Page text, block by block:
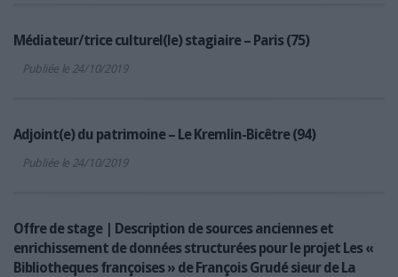
Médiateur/trice culturel(le) stagiaire – Paris (75)
Publiée le 24/10/2019
Adjoint(e) du patrimoine – Le Kremlin-Bicêtre (94)
Publiée le 24/10/2019
Offre de stage | Description de sources anciennes et
enrichissement de données structurées pour le projet Les «
Bibliotheques françoises » de François Grudé sieur de La